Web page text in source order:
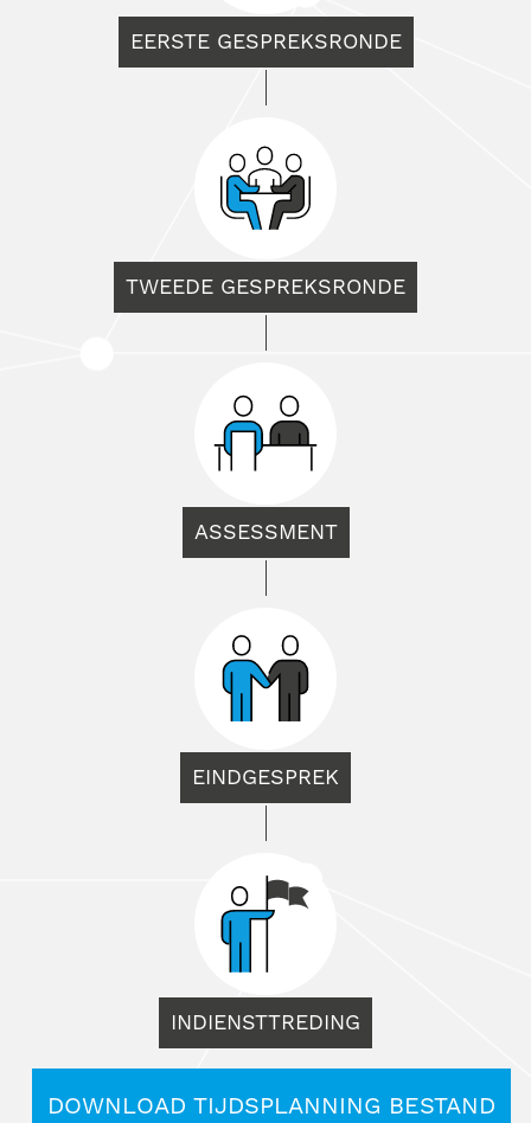
EERSTE GESPREKSRONDE
TWEEDE GESPREKSRONDE
ASSESSMENT
EINDGESPREK
INDIENSTTREDING
DOWNLOAD TIJDSPLANNING BESTAND